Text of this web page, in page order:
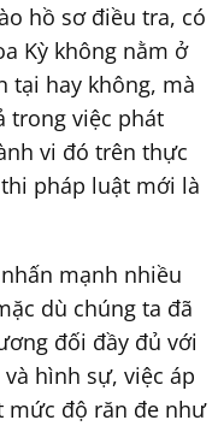
hồ sơ điều tra, có
Kỳ không nằm ở
tại hay không, mà
trong việc phát
vi đó trên thực
pháp luật mới là
mạnh nhiều
dù chúng ta đã
đối đầy đủ với
hình sự, việc áp
mức độ răn đe như